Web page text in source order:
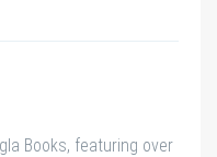
Books, featuring over